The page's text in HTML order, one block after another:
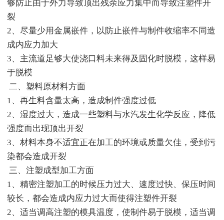
够防止由于外力导致顶出残余应力集中而导致注塑件开
裂
2、尽量少用金属嵌件，以防止嵌件与制件收缩率不同造
成内应力加大
3、主流道足够大使浇口料未来得及固化时脱模，这样易
于脱模
二、塑料原材料方面
1、再生料含量太高，造成制件强度过低
2、湿度过大，造成一些塑料与水汽发生化学反应，降低
强度而出现顶出开裂
3、材料本身不适宜正在加工的环境或质量欠佳，受到污
染都会造成开裂
三、注塑成型加工方面
1、精密注塑加工的时候压力过大、速度过快、保压时间
较长，都会造成内应力过大而使得注塑件开裂
2、适当调高注塑的模具温度，使制件易于脱模，适当调